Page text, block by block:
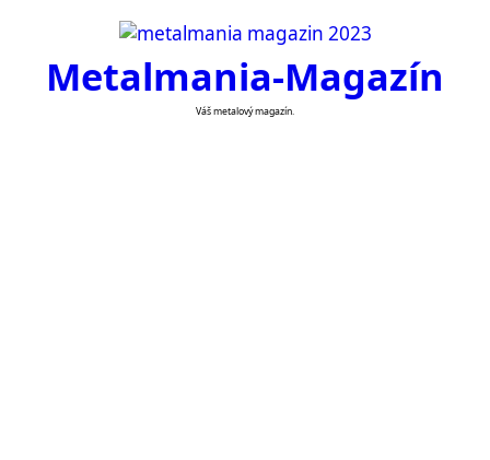
contentMetalmania-Magazín
Váš metalový magazín.